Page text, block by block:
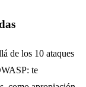
de los 10 ataques
te